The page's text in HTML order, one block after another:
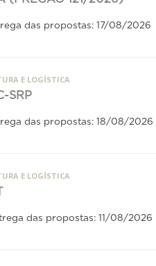
das propostas: 17/08/2026
E LOGÍSTICA
SRP
das propostas: 18/08/2026
E LOGÍSTICA
das propostas: 11/08/2026